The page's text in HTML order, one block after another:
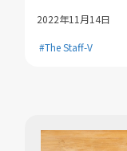
2022年11月14日
#The Staff-V